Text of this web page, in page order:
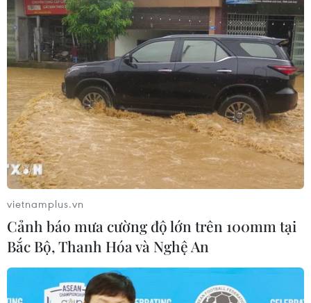
Lực lượng cảnh sát đặc nhiệm Brazil tuần tra trên các đường
phố tại Copacabana ngày 23/4. (Nguồn: AFP/TTXVN)
Bốn tuần trước thềm khởi tranh Vòng chung kết
Giải Vô địch bóng đá thế giới (World Cup) 2014,
Brazil - nước chủ nhà của World Cup năm nay -
một lần nữa đối mặt với biểu tình phản đối lan
rộng liên quan tới vấn đề chi phí tổ chức quá
cao.
Tại thành phố trung tâm thương mại Sao Paulo,
khoảng 5.000 thành viên của Phong trào Công
nhân Không nhà cửa (MTST) đã tiến hành biểu
tình trên đường phố và diễn hành tới sân vận
động Corinthians Arena - địa điểm sẽ diễn ra
vietnamplus.vn
Cảnh báo mưa cường độ lớn trên 100mm tại
Bắc Bộ, Thanh Hóa và Nghệ An